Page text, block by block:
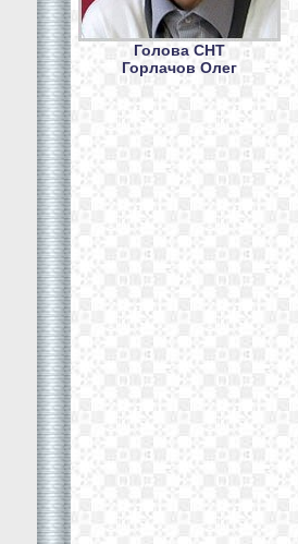
Голова СНТ
Горлачов Олег